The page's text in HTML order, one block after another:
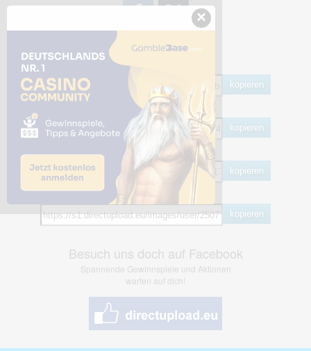
Share Links
kopieren
HTML
kopieren
BB Code
kopieren
kopieren
Besuch uns doch auf Facebook
Spannende Gewinnspiele und Aktionen
warten auf dich!
×